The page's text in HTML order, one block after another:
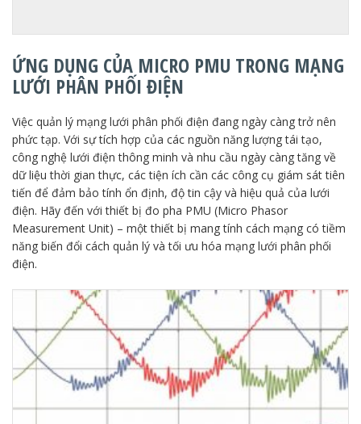
ỨNG DỤNG CỦA MICRO PMU TRONG MẠNG
LƯỚI PHÂN PHỐI ĐIỆN
Việc quản lý mạng lưới phân phối điện đang ngày càng trở nên
phức tạp. Với sự tích hợp của các nguồn năng lượng tái tạo,
công nghệ lưới điện thông minh và nhu cầu ngày càng tăng về
dữ liệu thời gian thực, các tiện ích cần các công cụ giám sát tiên
tiến để đảm bảo tính ổn định, độ tin cậy và hiệu quả của lưới
điện. Hãy đến với thiết bị đo pha PMU (Micro Phasor
Measurement Unit) – một thiết bị mang tính cách mạng có tiềm
năng biến đổi cách quản lý và tối ưu hóa mạng lưới phân phối
điện.